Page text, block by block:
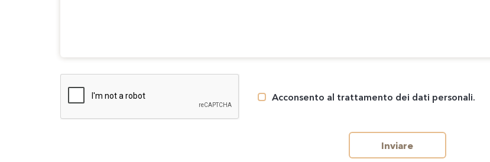
Acconsento al trattamento dei dati personali.
Inviare